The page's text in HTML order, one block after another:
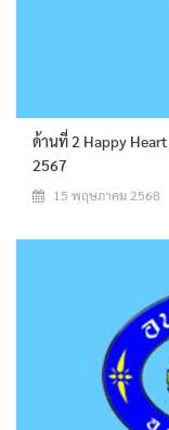
ด้านที่ 2 Happy Heart
2567
15 พฤษภาคม 2568